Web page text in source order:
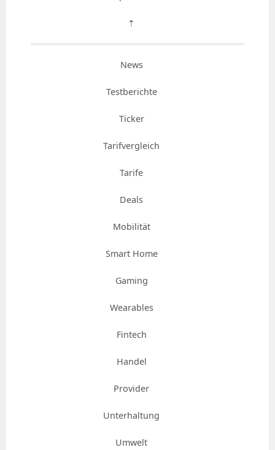
⇡
News
Testberichte
Ticker
Tarifvergleich
Tarife
Deals
Mobilität
Smart Home
Gaming
Wearables
Fintech
Handel
Provider
Unterhaltung
Umwelt